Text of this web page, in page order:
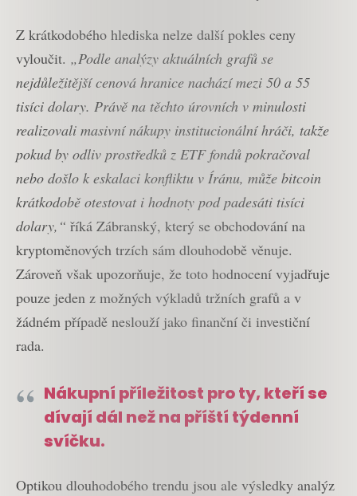
Z krátkodobého hlediska nelze další pokles ceny
vyloučit. „Podle analýzy aktuálních grafů se
nejdůležitější cenová hranice nachází mezi 50 a 55
tisíci dolary. Právě na těchto úrovních v minulosti
realizovali masivní nákupy institucionální hráči, takže
pokud by odliv prostředků z ETF fondů pokračoval
nebo došlo k eskalaci konfliktu v Íránu, může bitcoin
krátkodobě otestovat i hodnoty pod padesáti tisíci
dolary,“ říká Zábranský, který se obchodování na
kryptoměnových trzích sám dlouhodobě věnuje.
Zároveň však upozorňuje, že toto hodnocení vyjadřuje
pouze jeden z možných výkladů tržních grafů a v
žádném případě neslouží jako finanční či investiční
rada.
Nákupní příležitost pro ty, kteří se
dívají dál než na příští týdenní
svíčku.
Optikou dlouhodobého trendu jsou ale výsledky analýz